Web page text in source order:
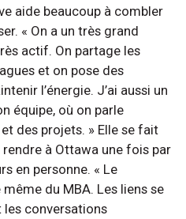
aide beaucoup à combler
« On a un très grand
actif. On partage les
et on pose des
l’énergie. J’ai aussi un
équipe, où on parle
des projets. » Elle se fait
à Ottawa une fois par
en personne. « Le
même du MBA. Les liens se
conversations